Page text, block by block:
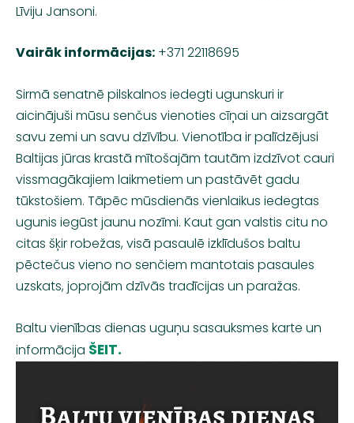
Līviju Jansoni.
Vairāk informācijas: +371 22118695
Sirmā senatnē pilskalnos iedegti ugunskuri ir
aicinājuši mūsu senčus vienoties cīņai un aizsargāt
savu zemi un savu dzīvību. Vienotība ir palīdzējusi
Baltijas jūras krastā mītošajām tautām izdzīvot cauri
vissmagākajiem laikmetiem un pastāvēt gadu
tūkstošiem. Tāpēc mūsdienās vienlaikus iedegtas
ugunis iegūst jaunu nozīmi. Kaut gan valstis citu no
citas šķir robežas, visā pasaulē izklīdušos baltu
pēctečus vieno no senčiem mantotais pasaules
uzskats, joprojām dzīvās tradīcijas un paražas.
Baltu vienības dienas uguņu sasauksmes karte un
informācija ŠEIT.